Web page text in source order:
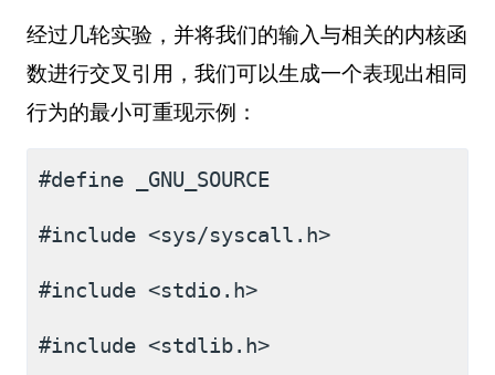
经过几轮实验，并将我们的输入与相关的内核函
数进行交叉引用，我们可以生成一个表现出相同
行为的最小可重现示例：
#define _GNU_SOURCE
#include <sys/syscall.h>
#include <stdio.h>
#include <stdlib.h>